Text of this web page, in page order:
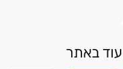
עוד באתר